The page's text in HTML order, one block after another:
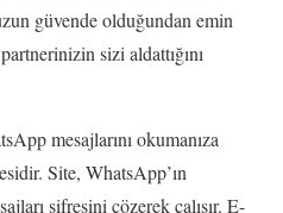
güvende olduğundan emin
sizi aldattığını
mesajlarını okumanıza
Site, WhatsApp’ın
şifresini çözerek çalışır. E-